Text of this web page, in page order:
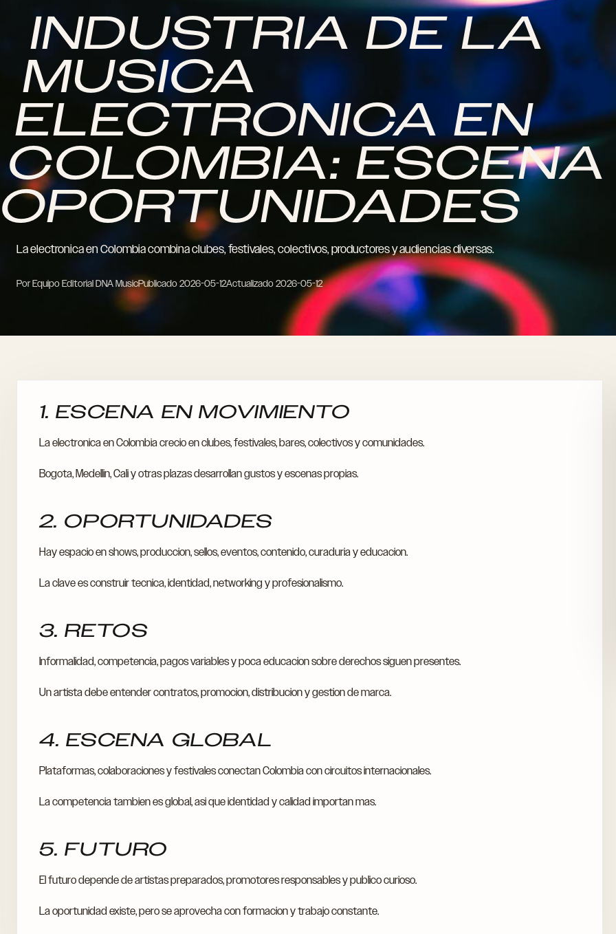
INDUSTRIA DE LA
MUSICA
ELECTRONICA EN
COLOMBIA:
La electronica en Colombia combina clubes, festivales, colectivos, productores y audiencias diversas.
Por Equipo Editorial DNA MusicPublicado2026-05-12Actualizado2026-05-12
1. ESCENA EN MOVIMIENTO
La electronica en Colombia crecio en clubes, festivales, bares, colectivos y comunidades.
Bogota, Medellin, Cali y otras plazas desarrollan gustos y escenas propias.
2. OPORTUNIDADES
Hay espacio en shows, produccion, sellos, eventos, contenido, curaduria y educacion.
La clave es construir tecnica, identidad, networking y profesionalismo.
3. RETOS
Informalidad, competencia, pagos variables y poca educacion sobre derechos siguen presentes.
Un artista debe entender contratos, promocion, distribucion y gestion de marca.
4. ESCENA GLOBAL
Plataformas, colaboraciones y festivales conectan Colombia con circuitos internacionales.
La competencia tambien es global, asi que identidad y calidad importan mas.
5. FUTURO
El futuro depende de artistas preparados, promotores responsables y publico curioso.
La oportunidad existe, pero se aprovecha con formacion y trabajo constante.